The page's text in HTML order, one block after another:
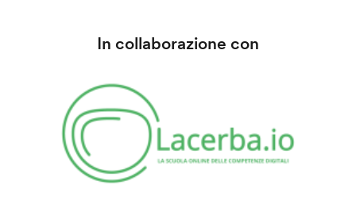
In collaborazione con